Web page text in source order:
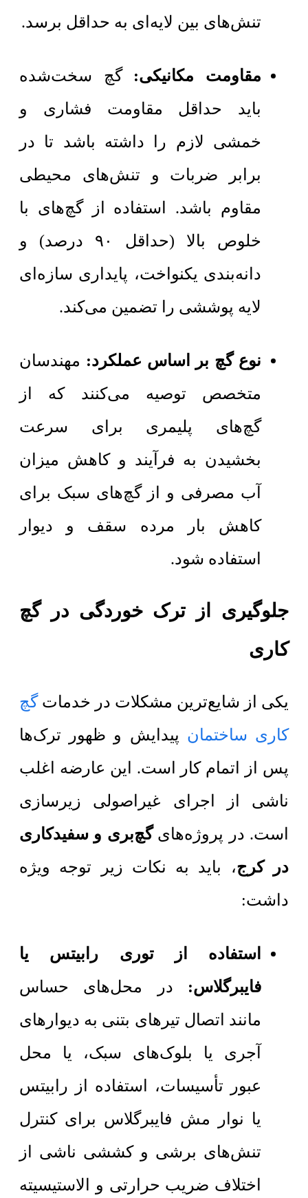
تنش‌های بین لایه‌ای به حداقل برسد.
مقاومت مکانیکی: گچ سخت‌شده
باید حداقل مقاومت فشاری و
خمشی لازم را داشته باشد تا در
برابر ضربات و تنش‌های محیطی
مقاوم باشد. استفاده از گچ‌های با
خلوص بالا (حداقل ۹۰ درصد) و
دانه‌بندی یکنواخت، پایداری سازه‌ای
لایه پوششی را تضمین می‌کند.
نوع گچ بر اساس عملکرد: مهندسان
متخصص توصیه می‌کنند که از
گچ‌های پلیمری برای سرعت
بخشیدن به فرآیند و کاهش میزان
آب مصرفی و از گچ‌های سبک برای
کاهش بار مرده سقف و دیوار
استفاده شود.
جلوگیری از ترک خوردگی در گچ
کاری
یکی از شایع‌ترین مشکلات در خدماتگچ
کاری ساختمان پیدایش و ظهور ترک‌ها
پس از اتمام کار است. این عارضه اغلب
ناشی از اجرای غیراصولی زیرسازی
است. در پروژه‌هایگچ‌بری و سفیدکاری
در کرج، باید به نکات زیر توجه ویژه
داشت:
استفاده از توری رابیتس یا
فایبرگلاس: در محل‌های حساس
مانند اتصال تیرهای بتنی به دیوارهای
آجری یا بلوک‌های سبک، یا محل
عبور تأسیسات، استفاده از رابیتس
یا نوار مش فایبرگلاس برای کنترل
تنش‌های برشی و کششی ناشی از
اختلاف ضریب حرارتی و الاستیسیته